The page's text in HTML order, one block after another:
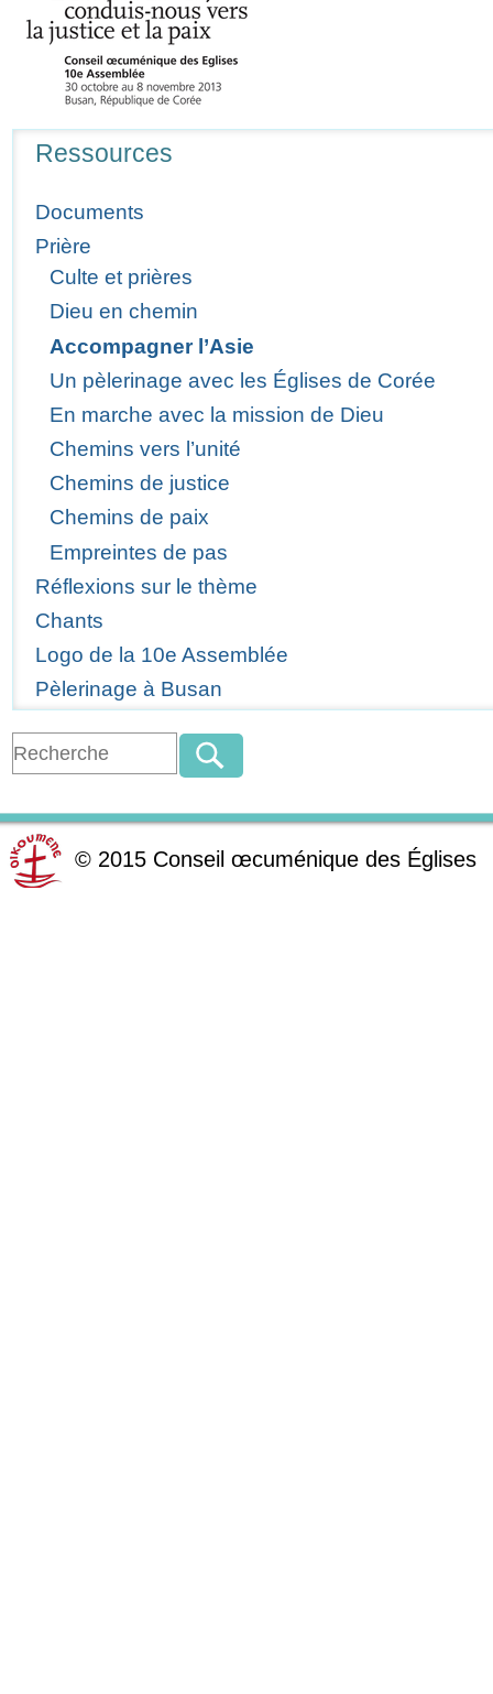
Ressources
Documents
Prière
Culte et prières
Dieu en chemin
Accompagner l’Asie
Un pèlerinage avec les Églises de Corée
En marche avec la mission de Dieu
Chemins vers l’unité
Chemins de justice
Chemins de paix
Empreintes de pas
Réflexions sur le thème
Chants
Logo de la 10e Assemblée
Pèlerinage à Busan
© 2015 Conseil œcuménique des Églises